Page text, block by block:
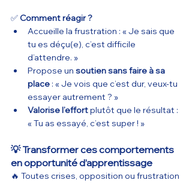
✅ Comment réagir ?
Accueille la frustration : « Je sais que
tu es déçu(e), c’est difficile
d’attendre. »
Propose un soutien sans faire à sa
place : « Je vois que c’est dur, veux-tu
essayer autrement ? »
Valorise l’effort plutôt que le résultat :
« Tu as essayé, c’est super ! »
💡 Transformer ces comportements
en opportunité d’apprentissage
🔥 Toutes crises, opposition ou frustration